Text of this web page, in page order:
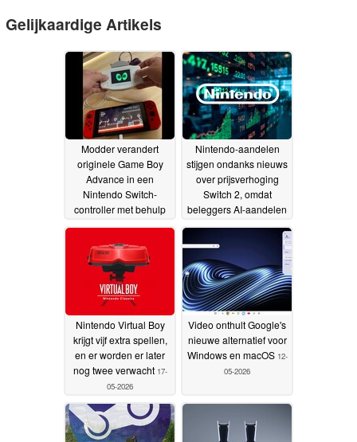
Gelijkaardige Artikels
Modder verandert
originele Game Boy
Advance in een
Nintendo Switch-
controller met behulp
23-
05-2026
Nintendo-aandelen
stijgen ondanks nieuws
over prijsverhoging
Switch 2, omdat
beleggers AI-aandelen
20-05-2026
Nintendo Virtual Boy
krijgt vijf extra spellen,
en er worden er later
nog twee verwacht 17-
05-2026
Video onthult Google's
nieuwe alternatief voor
Windows en macOS 12-
05-2026